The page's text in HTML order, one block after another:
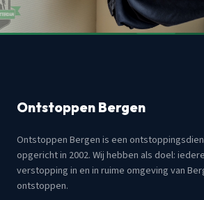
Ontstoppen Bergen
Ontstoppen Bergen is een
opgericht in 2002. Wij hebben als doel: iedere
verstopping in en in ruime omgeving van
ontstoppen.